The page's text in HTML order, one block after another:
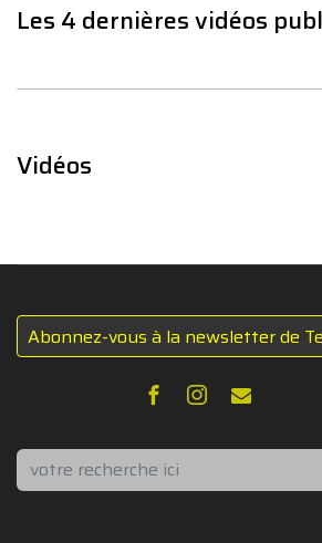
Les 4 dernières vidéos
Vidéos
Abonnez-vous à la newsletter de
Rechercher